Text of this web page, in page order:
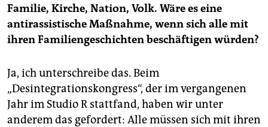
Familie, Kirche, Nation, Volk. Wäre es eine
antirassistische Maßnahme, wenn sich alle mit
ihren Familiengeschichten beschäftigen würden?
Ja, ich unterschreibe das. Beim
„Desintegrationskongress“, der im vergangenen
Jahr im Studio R stattfand, haben wir unter
anderem das gefordert: Alle müssen sich mit ihren